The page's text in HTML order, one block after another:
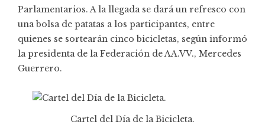
Parlamentarios. A la llegada se dará un refresco con
una bolsa de patatas a los participantes, entre
quienes se sortearán cinco bicicletas, según informó
la presidenta de la Federación de AA.VV., Mercedes
Guerrero.
Cartel del Día de la Bicicleta.